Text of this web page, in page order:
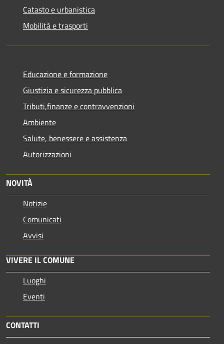
Catasto e urbanistica
Mobilità e trasporti
Educazione e formazione
Giustizia e sicurezza pubblica
Tributi,finanze e contravvenzioni
Ambiente
Salute, benessere e assistenza
Autorizzazioni
NOVITÀ
Notizie
Comunicati
Avvisi
VIVERE IL COMUNE
Luoghi
Eventi
CONTATTI